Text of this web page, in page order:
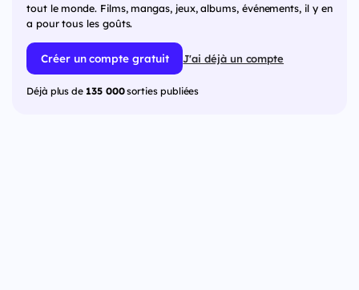
tout le monde. Films, mangas, jeux, albums, événements, il y en
a pour tous les goûts.
Créer un compte gratuit J'ai déjà un compte
Déjà plus de 135 000sorties publiées